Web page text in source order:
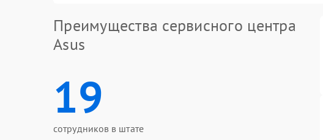
Преимущества сервисного центра
Asus
19
сотрудников в штате